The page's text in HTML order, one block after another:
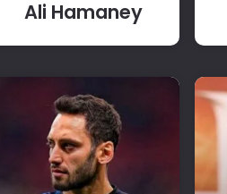
Ali Hamaney